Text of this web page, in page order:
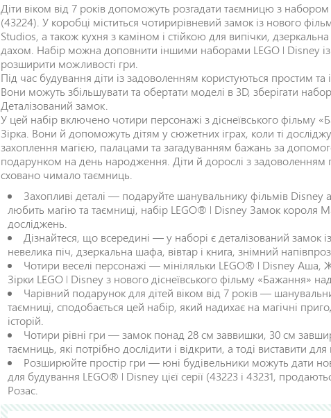
Діти віком від 7 років допоможуть розгадати таємницю з
(43224). У коробці міститься чотирирівневий замок із нового
Studios, а також кухня з каміном і стійкою для випічки,
дахом. Набір можна доповнити іншими наборами LEGO ǀ Disney
розширити можливості гри.
Під час будування діти із задоволенням користуються простим
Вони можуть збільшувати та обертати моделі в 3D, зберігати
Деталізований замок.
У цей набір включено чотири персонажі з діснеївського
Зірка. Вони й допоможуть дітям у сюжетних іграх, коли ті
захоплення магією, палацами та загадуванням бажань за
подарунком на день народження. Діти й дорослі з задоволенням
сховано чимало таємниць.
Захопливі деталі — подаруйте шанувальнику фільмів Disney
любить магію та таємниці, набір LEGO® ǀ Disney Замок короля
досліджень.
Дізнайтеся, що всередині — у наборі є деталізований замок
невелика піч, дзеркальна шафа, вівтар і книга, знімний
Чотири веселі персонажі — мініляльки LEGO® ǀ Disney Аша,
Зірки LEGO ǀ Disney з нового діснеївського фільму «Бажання»
Чарівний подарунок для дітей віком від 7 років —
таємниці, сподобається цей набір, який надихає на магічні
історій.
Чотири рівні гри — замок понад 28 см заввишки, 30 см
таємниць, які потрібно дослідити і відкрити, а тоді виставити для
Розширюйте простір гри — юні будівельники можуть дати
для будування LEGO® ǀ Disney цієї серії (43223 і 43231,
Розас.
*
Заголовок відгуку
*
Відгук